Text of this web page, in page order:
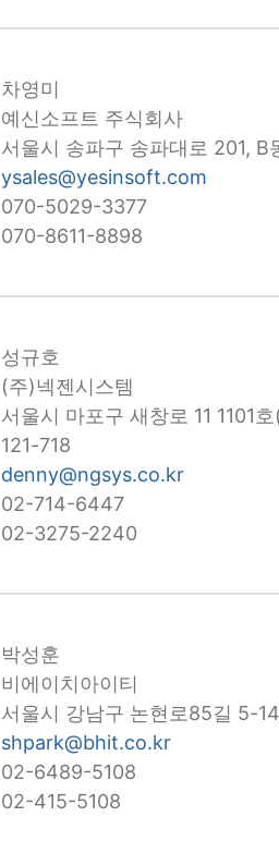
차영미
예신소프트 주식회사
서울시 송파구 송파대로 201,
ysales@yesinsoft.com
070-5029-3377
070-8611-8898
성규호
(주)넥젠시스템
서울시 마포구 새창로 11 1101
121-718
denny@ngsys.co.kr
02-714-6447
02-3275-2240
박성훈
비에이치아이티
서울시 강남구 논현로85길 5-
shpark@bhit.co.kr
02-6489-5108
02-415-5108